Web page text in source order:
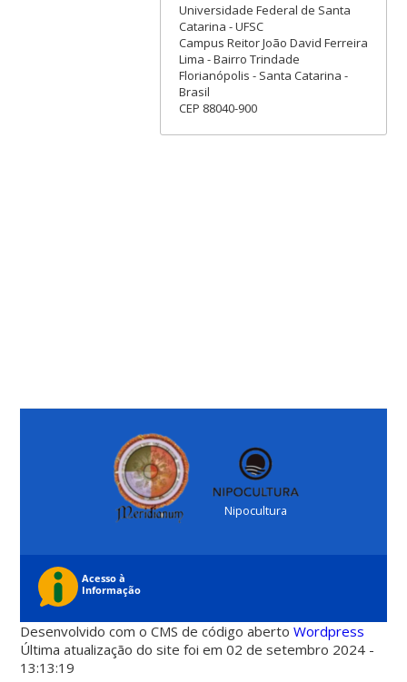
Universidade Federal de Santa
Catarina - UFSC
Campus Reitor João David Ferreira
Lima - Bairro Trindade
Florianópolis - Santa Catarina -
Brasil
CEP 88040-900
Nipocultura
Desenvolvido com o CMS de código abertoWordpress
Última atualização do site foi em 02 de setembro 2024 -
13:13:19